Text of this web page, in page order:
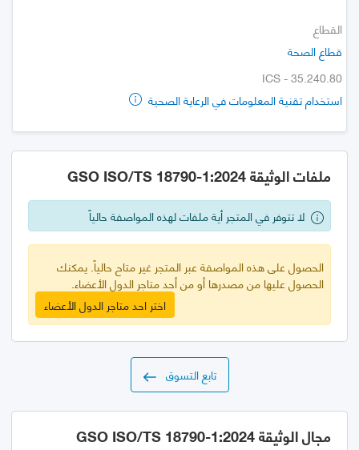
القطاع
قطاع الصحة
ICS - 35.240.80
استخدام تقنية المعلومات في الرعاية الصحية
ملفات الوثيقة GSO ISO/TS 18790-1:2024
لا تتوفر في المتجر أية ملفات لهذه المواصفة حالياً
الحصول على هذه المواصفة عبر المتجر غير متاح حالياً. يمكنك
الحصول عليها من مصدرها أو من أحد متاجر الدول الأعضاء.
اختر احد متاجر الدول الأعضاء
تابع التسوق
مجال الوثيقة GSO ISO/TS 18790-1:2024